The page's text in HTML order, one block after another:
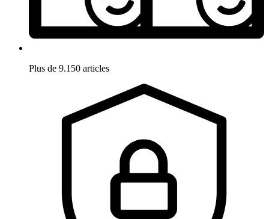
Plus de 9.150 articles